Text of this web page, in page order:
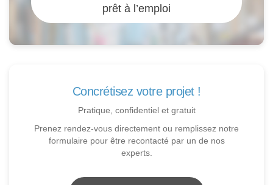
prêt à l’emploi
Concrétisez votre projet !
Pratique, confidentiel et gratuit
Prenez rendez-vous directement ou remplissez notre
formulaire pour être recontacté par un de nos
experts.